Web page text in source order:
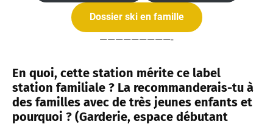
Dossier ski en famille
—————————-
En quoi, cette station mérite ce label
station familiale ? La recommanderais-tu à
des familles avec de très jeunes enfants et
pourquoi ? (Garderie, espace débutant